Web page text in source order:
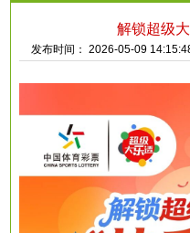
解锁超级
发布时间： 2026-05-09